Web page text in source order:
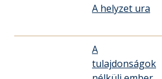
A helyzet ura
A
tulajdonságok